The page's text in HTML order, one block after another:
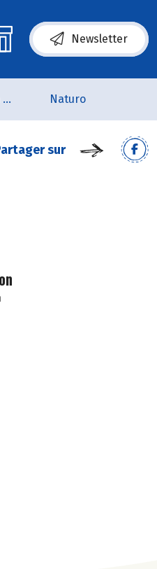
Newsletter
Le petit mot de la naturo Naturo
sur